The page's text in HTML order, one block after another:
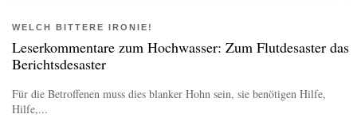
WELCH BITTERE IRONIE!
Leserkommentare zum Hochwasser: Zum Flutdesaster das
Berichtsdesaster
Für die Betroffenen muss dies blanker Hohn sein, sie benötigen Hilfe,
Hilfe,...